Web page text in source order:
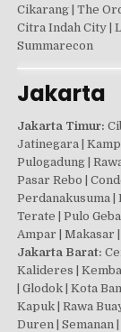
Cikarang | The
Citra Indah City |
Summarecon
Jakarta
Jakarta Timur:
Jatinegara |
Pulogadung |
Pasar Rebo |
Perdanakusuma |
Terate | Pulo
Ampar | Makasar
Jakarta Barat:
Kalideres |
| Glodok | Kota
Kapuk | Rawa
Duren | Semanan